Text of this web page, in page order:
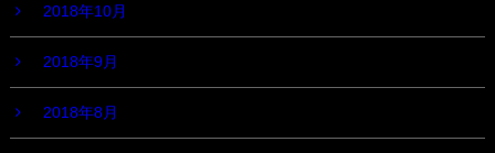
2018年10月
2018年9月
2018年8月